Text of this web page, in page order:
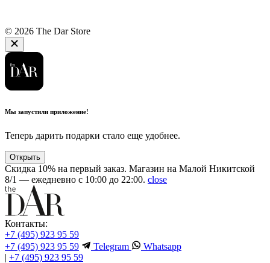
© 2026 The Dar Store
Мы запустили приложение!
Теперь дарить подарки стало еще удобнее.
Открыть
Скидка 10% на первый заказ. Магазин на Малой Никитской
8/1 — ежедневно с 10:00 до 22:00. close
Контакты:
+7 (495) 923 95 59
+7 (495) 923 95 59
Telegram
Whatsapp
| +7 (495) 923 95 59